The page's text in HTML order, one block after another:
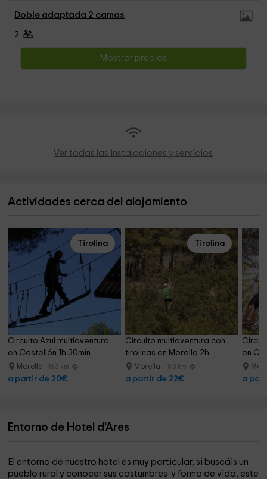
Doble adaptada 2 camas
2
Mostrar precios
Ver todas las instalaciones y servicios
Actividades cerca del alojamiento
Tirolina
Circuito Azul multiaventura
en Castellón 1h 30min
Morella 18.3 km
a partir de 20€
Tirolina
Circuito multiaventura con
tirolinas en Morella 2h
Morella 18.3 km
a partir de 22€
en
a
Entorno de Hotel d'Ares
El entorno de nuestro hotel es muy particular, si buscáis un
pueblo rural y conocer sus costumbres y forma de vida, este